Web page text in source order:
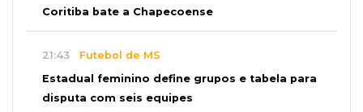
Coritiba bate a Chapecoense
21:43 Futebol de MS
Estadual feminino define grupos e tabela para
disputa com seis equipes